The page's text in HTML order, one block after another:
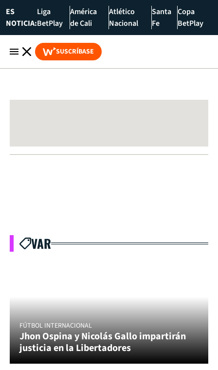
ES
NOTICIA:
Liga
BetPlay
América
de Cali
Atlético
Nacional
Santa
Fe
Copa
BetPlay
SUSCRÍBASE
VAR
FÚTBOL INTERNACIONAL
Jhon Ospina y Nicolás Gallo impartirán
justicia en la Libertadores